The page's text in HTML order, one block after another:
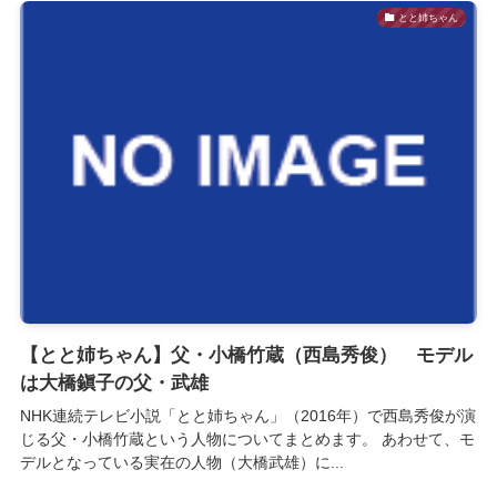
とと姉ちゃん
【とと姉ちゃん】父・小橋竹蔵（西島秀俊） モデル
は大橋鎭子の父・武雄
NHK連続テレビ小説「とと姉ちゃん」（2016年）で西島秀俊が演
じる父・小橋竹蔵という人物についてまとめます。 あわせて、モ
デルとなっている実在の人物（大橋武雄）に...